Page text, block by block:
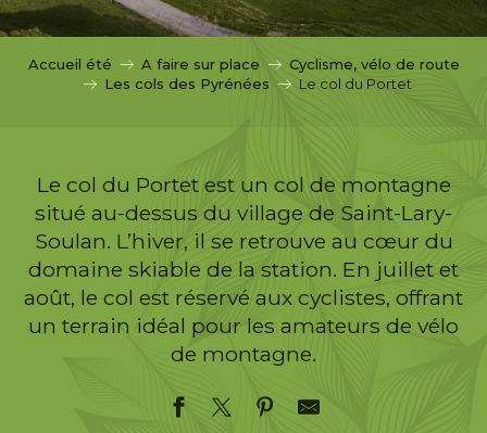
i
Accueil été A faire sur place
Cyclisme, vélo de route
Les cols des Pyrénées
Le col du Portet
Le col du Portet est un col de montagne
situé au-dessus du village de Saint-Lary-
Soulan. L’hiver, il se retrouve au cœur du
domaine skiable de la station. En juillet et
août, le col est réservé aux cyclistes, offrant
un terrain idéal pour les amateurs de vélo
de montagne.